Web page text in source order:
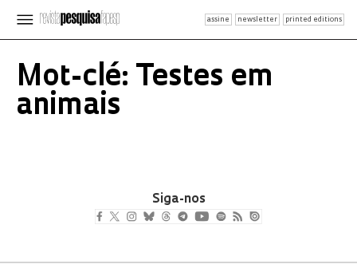
assine newsletter printed editions
Mot-clé: Testes em
animais
Siga-nos